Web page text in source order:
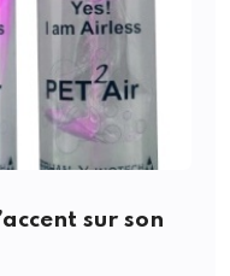
sur son